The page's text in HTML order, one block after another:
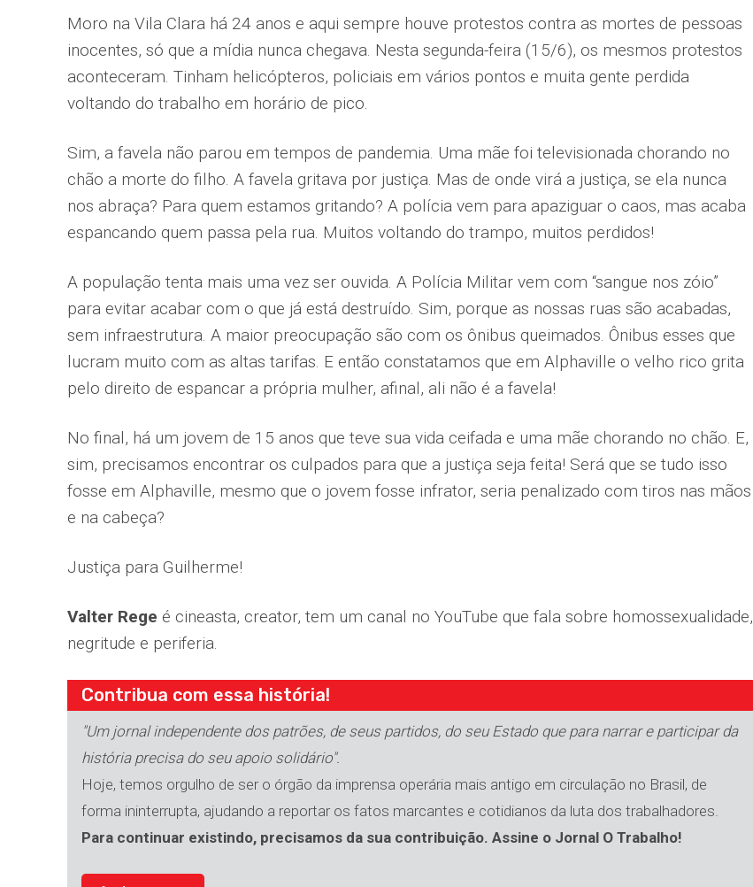
Moro na Vila Clara há 24 anos e aqui sempre houve protestos contra as mortes de pessoas
inocentes, só que a mídia nunca chegava. Nesta segunda-feira (15/6), os mesmos protestos
aconteceram. Tinham helicópteros, policiais em vários pontos e muita gente perdida
voltando do trabalho em horário de pico.
Sim, a favela não parou em tempos de pandemia. Uma mãe foi televisionada chorando no
chão a morte do filho. A favela gritava por justiça. Mas de onde virá a justiça, se ela nunca
nos abraça? Para quem estamos gritando? A polícia vem para apaziguar o caos, mas acaba
espancando quem passa pela rua. Muitos voltando do trampo, muitos perdidos!
A população tenta mais uma vez ser ouvida. A Polícia Militar vem com “sangue nos zóio”
para evitar acabar com o que já está destruído. Sim, porque as nossas ruas são acabadas,
sem infraestrutura. A maior preocupação são com os ônibus queimados. Ônibus esses que
lucram muito com as altas tarifas. E então constatamos que em Alphaville o velho rico grita
pelo direito de espancar a própria mulher, afinal, ali não é a favela!
No final, há um jovem de 15 anos que teve sua vida ceifada e uma mãe chorando no chão. E,
sim, precisamos encontrar os culpados para que a justiça seja feita! Será que se tudo isso
fosse em Alphaville, mesmo que o jovem fosse infrator, seria penalizado com tiros nas mãos
e na cabeça?
Justiça para Guilherme!
Valter Rege é cineasta, creator, tem um canal no YouTube que fala sobre homossexualidade,
negritude e periferia.
Contribua com essa história!
"Um jornal independente dos patrões, de seus partidos, do seu Estado que para narrar e participar da
história precisa do seu apoio solidário".
Hoje, temos orgulho de ser o órgão da imprensa operária mais antigo em circulação no Brasil, de
forma ininterrupta, ajudando a reportar os fatos marcantes e cotidianos da luta dos trabalhadores.
Para continuar existindo, precisamos da sua contribuição. Assine o Jornal O Trabalho!